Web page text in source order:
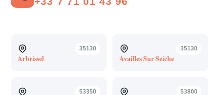
35130
Arbrissel
35130
Availles Sur Seiche
53350 53800